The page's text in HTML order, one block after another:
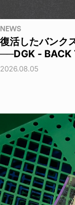
NEWS
復活したバンク
──DGK - BACK
2026.08.05